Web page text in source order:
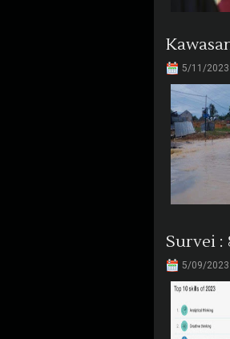
5/11/2023
Survei :
5/09/2023